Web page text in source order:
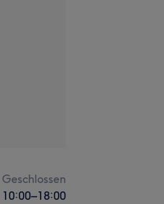
Geschlossen
10:00–18:00